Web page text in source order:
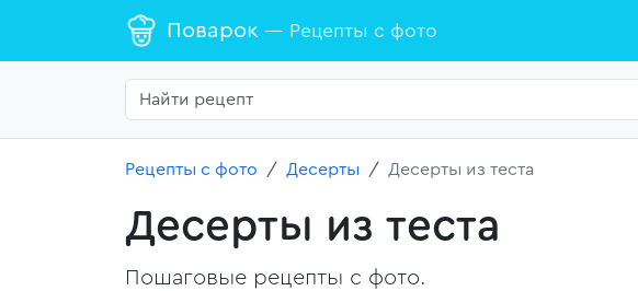
Поварок — Рецепты с фото
Рецепты с фото Десерты Десерты из теста
Десерты из теста
Пошаговые рецепты с фото.